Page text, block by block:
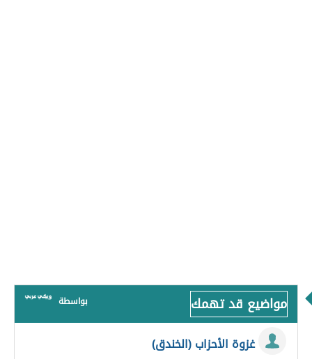
مواضيع قد تهمك بواسطة
غزوة الأحزاب (الخندق)